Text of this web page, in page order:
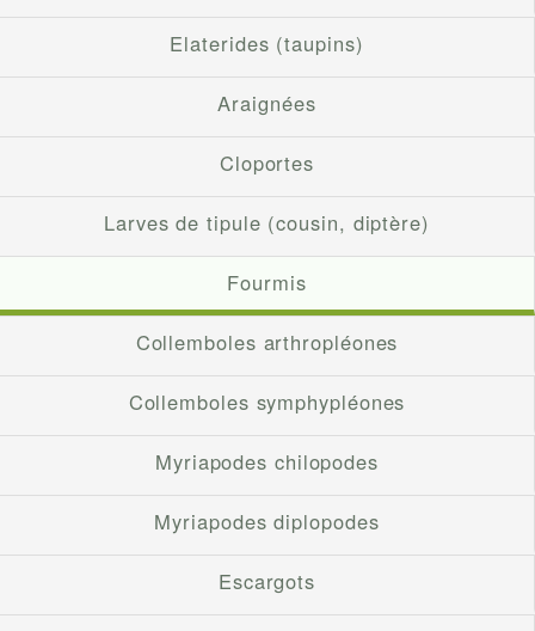
Elaterides (taupins)
Araignées
Cloportes
Larves de tipule (cousin, diptère)
Fourmis
Collemboles arthropléones
Collemboles symphypléones
Myriapodes chilopodes
Myriapodes diplopodes
Escargots